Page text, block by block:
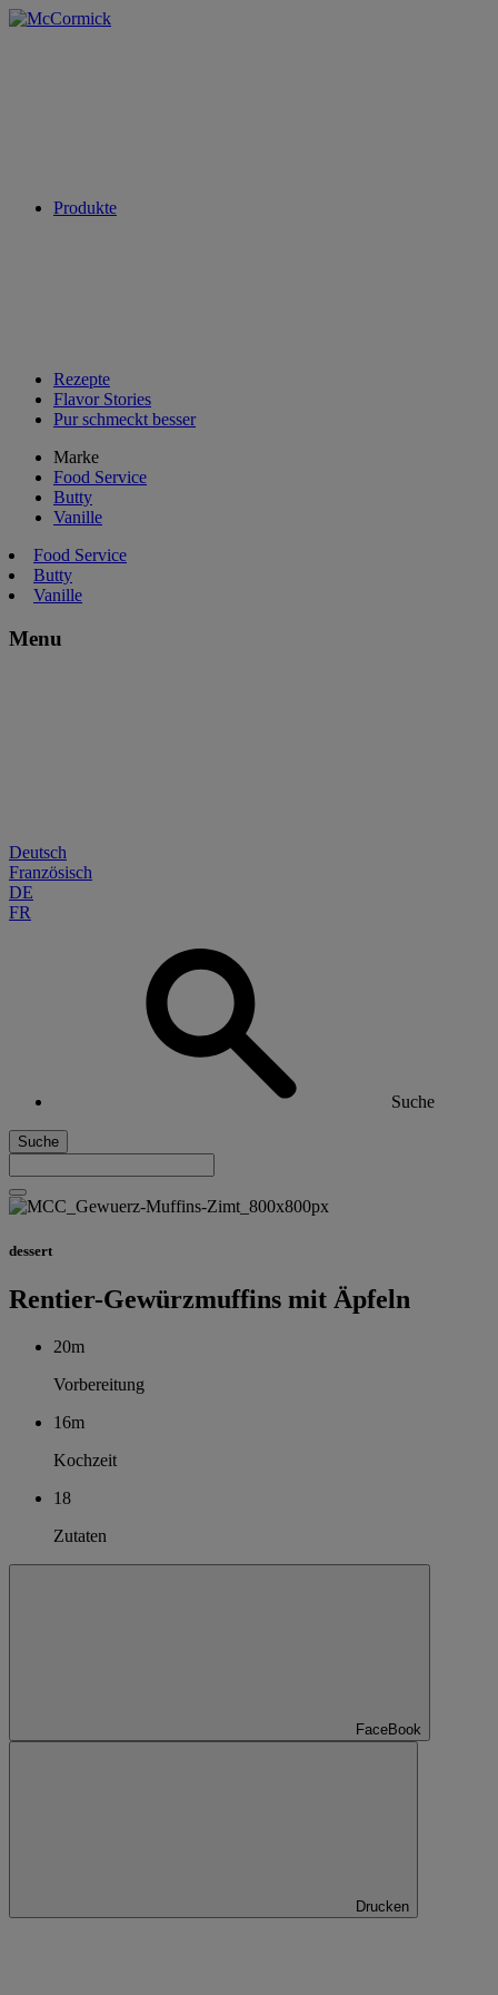
Produkte
Rezepte
Flavor Stories
Pur schmeckt besser
Marke
Food Service
Butty
Vanille
Food Service
Butty
Vanille
Menu
Deutsch
Französisch
DE
FR
Suche
Suche
dessert
Rentier-Gewürzmuffins mit Äpfeln
20m
Vorbereitung
16m
Kochzeit
18
Zutaten
FaceBook
Drucken